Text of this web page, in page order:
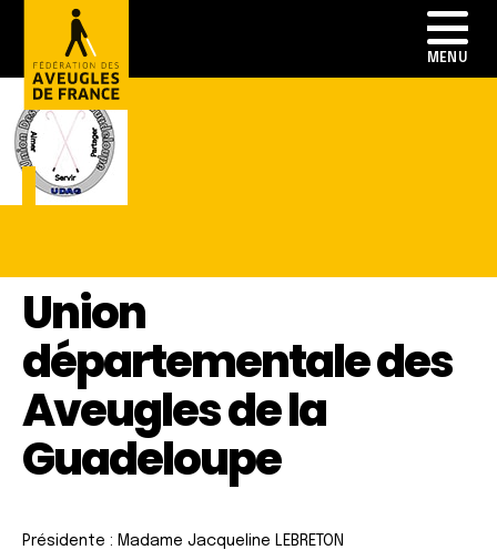
Union
départementale des
Aveugles de la
Guadeloupe
Présidente : Madame Jacqueline LEBRETON